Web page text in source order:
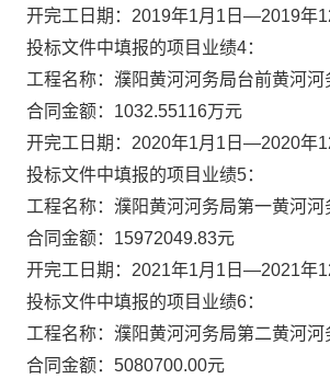
开完工日期： 2019年1月1日—2019年
投标文件中填报的项目业绩4：
工程名称：濮阳黄河河务局台前黄河河
合同金额： 1032.55116万元
开完工日期： 2020年1月1日—2020年
投标文件中填报的项目业绩5：
工程名称：濮阳黄河河务局第一黄河河
合同金额： 15972049.83元
开完工日期： 2021年1月1日—2021年
投标文件中填报的项目业绩6：
工程名称：濮阳黄河河务局第二黄河河
合同金额： 5080700.00元